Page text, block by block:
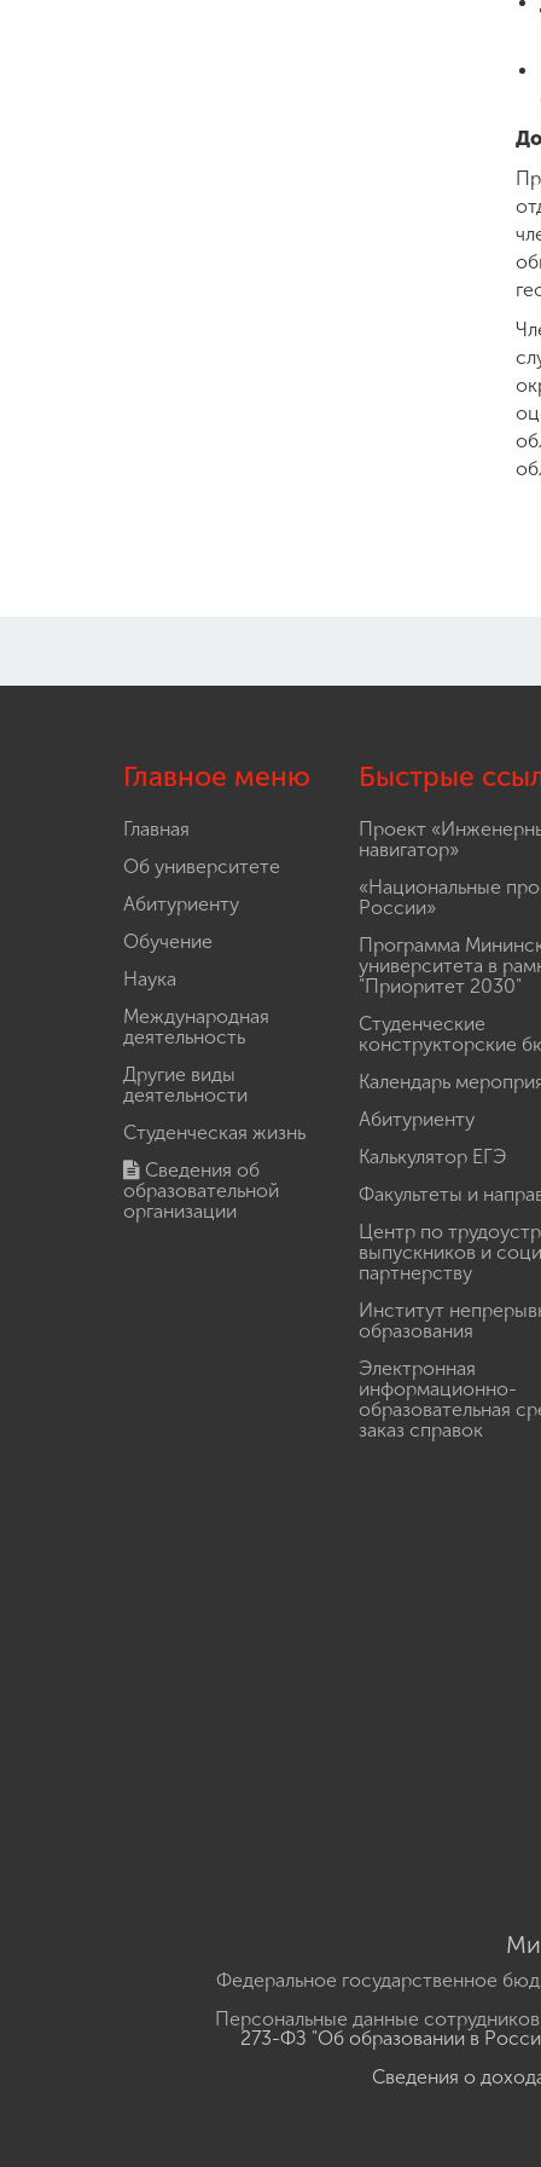
Главное меню
Главная
Об университете
Абитуриенту
Обучение
Наука
Международная
деятельность
Другие виды
деятельности
Студенческая жизнь
Сведения об
образовательной
организации
Быстрые
Проект
навигатор»
«Национальные
России»
Программа
университета в
"Приоритет 2030"
Студенческие
конструкторские
Календарь
Абитуриенту
Калькулятор ЕГЭ
Факультеты и
Центр по
выпускников и
партнерству
Институт
образования
Электронная
информационно-
образовательная
заказ справок
Федеральное государственное
Персональные данные
273-ФЗ "Об образовании в
Сведения о